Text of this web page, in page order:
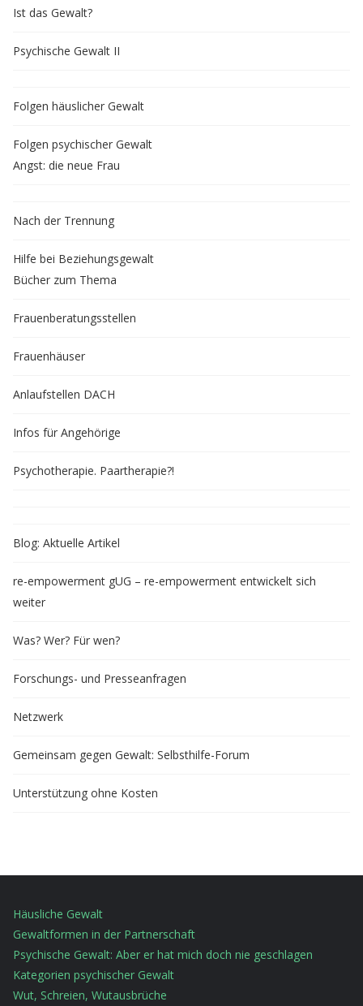
Ist das Gewalt?
Psychische Gewalt II
Folgen häuslicher Gewalt
Folgen psychischer Gewalt
Angst: die neue Frau
Nach der Trennung
Hilfe bei Beziehungsgewalt
Bücher zum Thema
Frauenberatungsstellen
Frauenhäuser
Anlaufstellen DACH
Infos für Angehörige
Psychotherapie. Paartherapie?!
Blog: Aktuelle Artikel
re-empowerment gUG – re-empowerment entwickelt sich
weiter
Was? Wer? Für wen?
Forschungs- und Presseanfragen
Netzwerk
Gemeinsam gegen Gewalt: Selbsthilfe-Forum
Unterstützung ohne Kosten
Häusliche Gewalt
Gewaltformen in der Partnerschaft
Psychische Gewalt: Aber er hat mich doch nie geschlagen
Kategorien psychischer Gewalt
Wut, Schreien, Wutausbrüche